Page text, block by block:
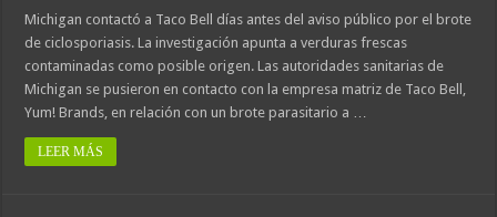
Michigan contactó a Taco Bell días antes del aviso público por el brote
de ciclosporiasis. La investigación apunta a verduras frescas
contaminadas como posible origen. Las autoridades sanitarias de
Michigan se pusieron en contacto con la empresa matriz de Taco Bell,
Yum! Brands, en relación con un brote parasitario a …
LEER MÁS